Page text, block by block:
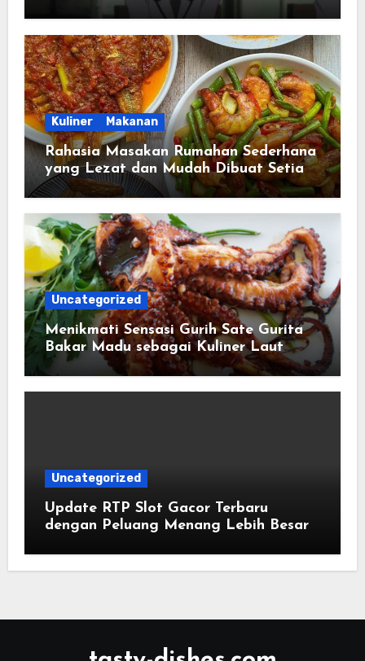
Kuliner Makanan
Rahasia Masakan Rumahan Sederhana
yang Lezat dan Mudah Dibuat Setiap
Hari
Uncategorized
Menikmati Sensasi Gurih Sate Gurita
Bakar Madu sebagai Kuliner Laut
yang Semakin Digemari Pecinta
Masakan Unik
Uncategorized
Update RTP Slot Gacor Terbaru
dengan Peluang Menang Lebih Besar